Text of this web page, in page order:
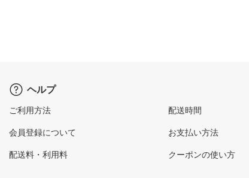
ヘルプ
ご利用方法
会員登録について
配送料・利用料
配送時間
お支払い方法
クーポンの使い方